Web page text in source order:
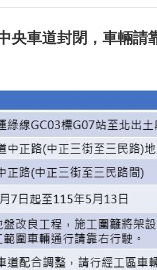
央車道封閉，車輛請